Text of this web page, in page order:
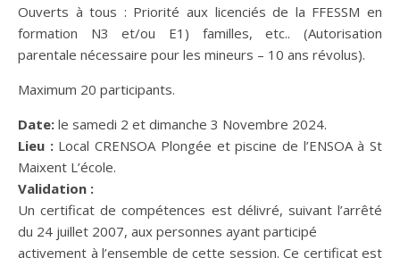
Ouverts à tous : Priorité aux licenciés de la FFESSM en
formation N3 et/ou E1) familles, etc.. (Autorisation
parentale nécessaire pour les mineurs – 10 ans révolus).
Maximum 20 participants.
Date: le samedi 2 et dimanche 3 Novembre 2024.
Lieu :Local CRENSOA Plongée et piscine de l’ENSOA à St
Maixent L’école.
Validation :
Un certificat de compétences est délivré, suivant l’arrêté
du 24 juillet 2007, aux personnes ayant participé
activement à l’ensemble de cette session. Ce certificat est